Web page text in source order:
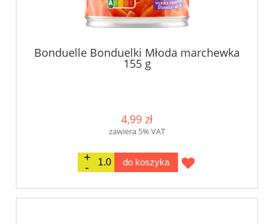
Bonduelle Bonduelki Młoda marchewka
155 g
4,99 zł
zawiera 5% VAT
do koszyka